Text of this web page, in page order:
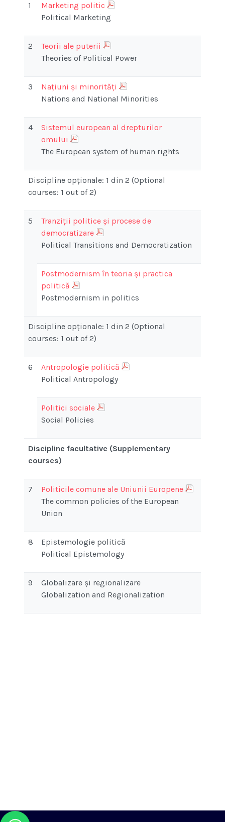
1
Marketing politic
Political Marketing
2
Teorii ale puterii
Theories of Political Power
3
Națiuni și minorități
Nations and National Minorities
4
Sistemul european al drepturilor
omului
The European system of human rights
Discipline opţionale: 1 din 2 (Optional
courses: 1 out of 2)
5
Tranziții politice și procese de
democratizare
Political Transitions and Democratization
Postmodernism în teoria și practica
politică
Postmodernism in politics
Discipline opţionale: 1 din 2 (Optional
courses: 1 out of 2)
6
Antropologie politică
Political Antropology
Politici sociale
Social Policies
Discipline facultative (Supplementary
courses)
7
Politicile comune ale Uniunii Europene
The common policies of the European
Union
8
Epistemologie politică
Political Epistemology
9
Globalizare și regionalizare
Globalization and Regionalization